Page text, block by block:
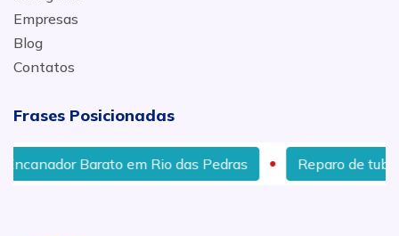
Empresas
Blog
Contatos
Frases Posicionadas
Barato em Rio das Pedras Reparo de